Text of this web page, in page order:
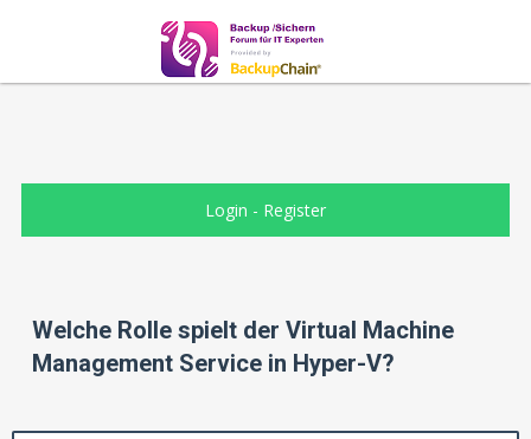
Login - Register
Welche Rolle spielt der Virtual Machine
Management Service in Hyper-V?